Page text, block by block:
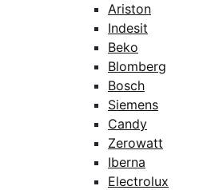
Ariston
Indesit
Beko
Blomberg
Bosch
Siemens
Candy
Zerowatt
Iberna
Electrolux